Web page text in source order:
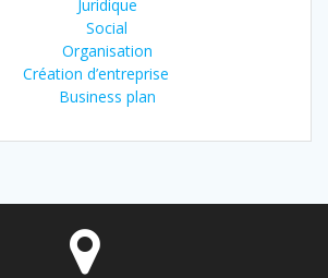
Juridique
Social
Organisation
Création d’entreprise
Business plan